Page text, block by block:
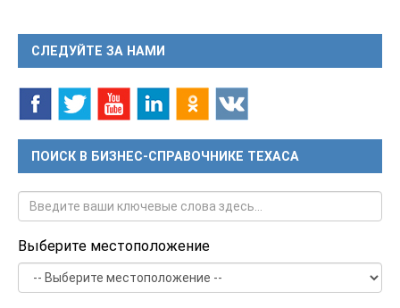
СЛЕДУЙТЕ ЗА НАМИ
ПОИСК В БИЗНЕС-СПРАВОЧНИКЕ ТЕХАСА
Выберите местоположение